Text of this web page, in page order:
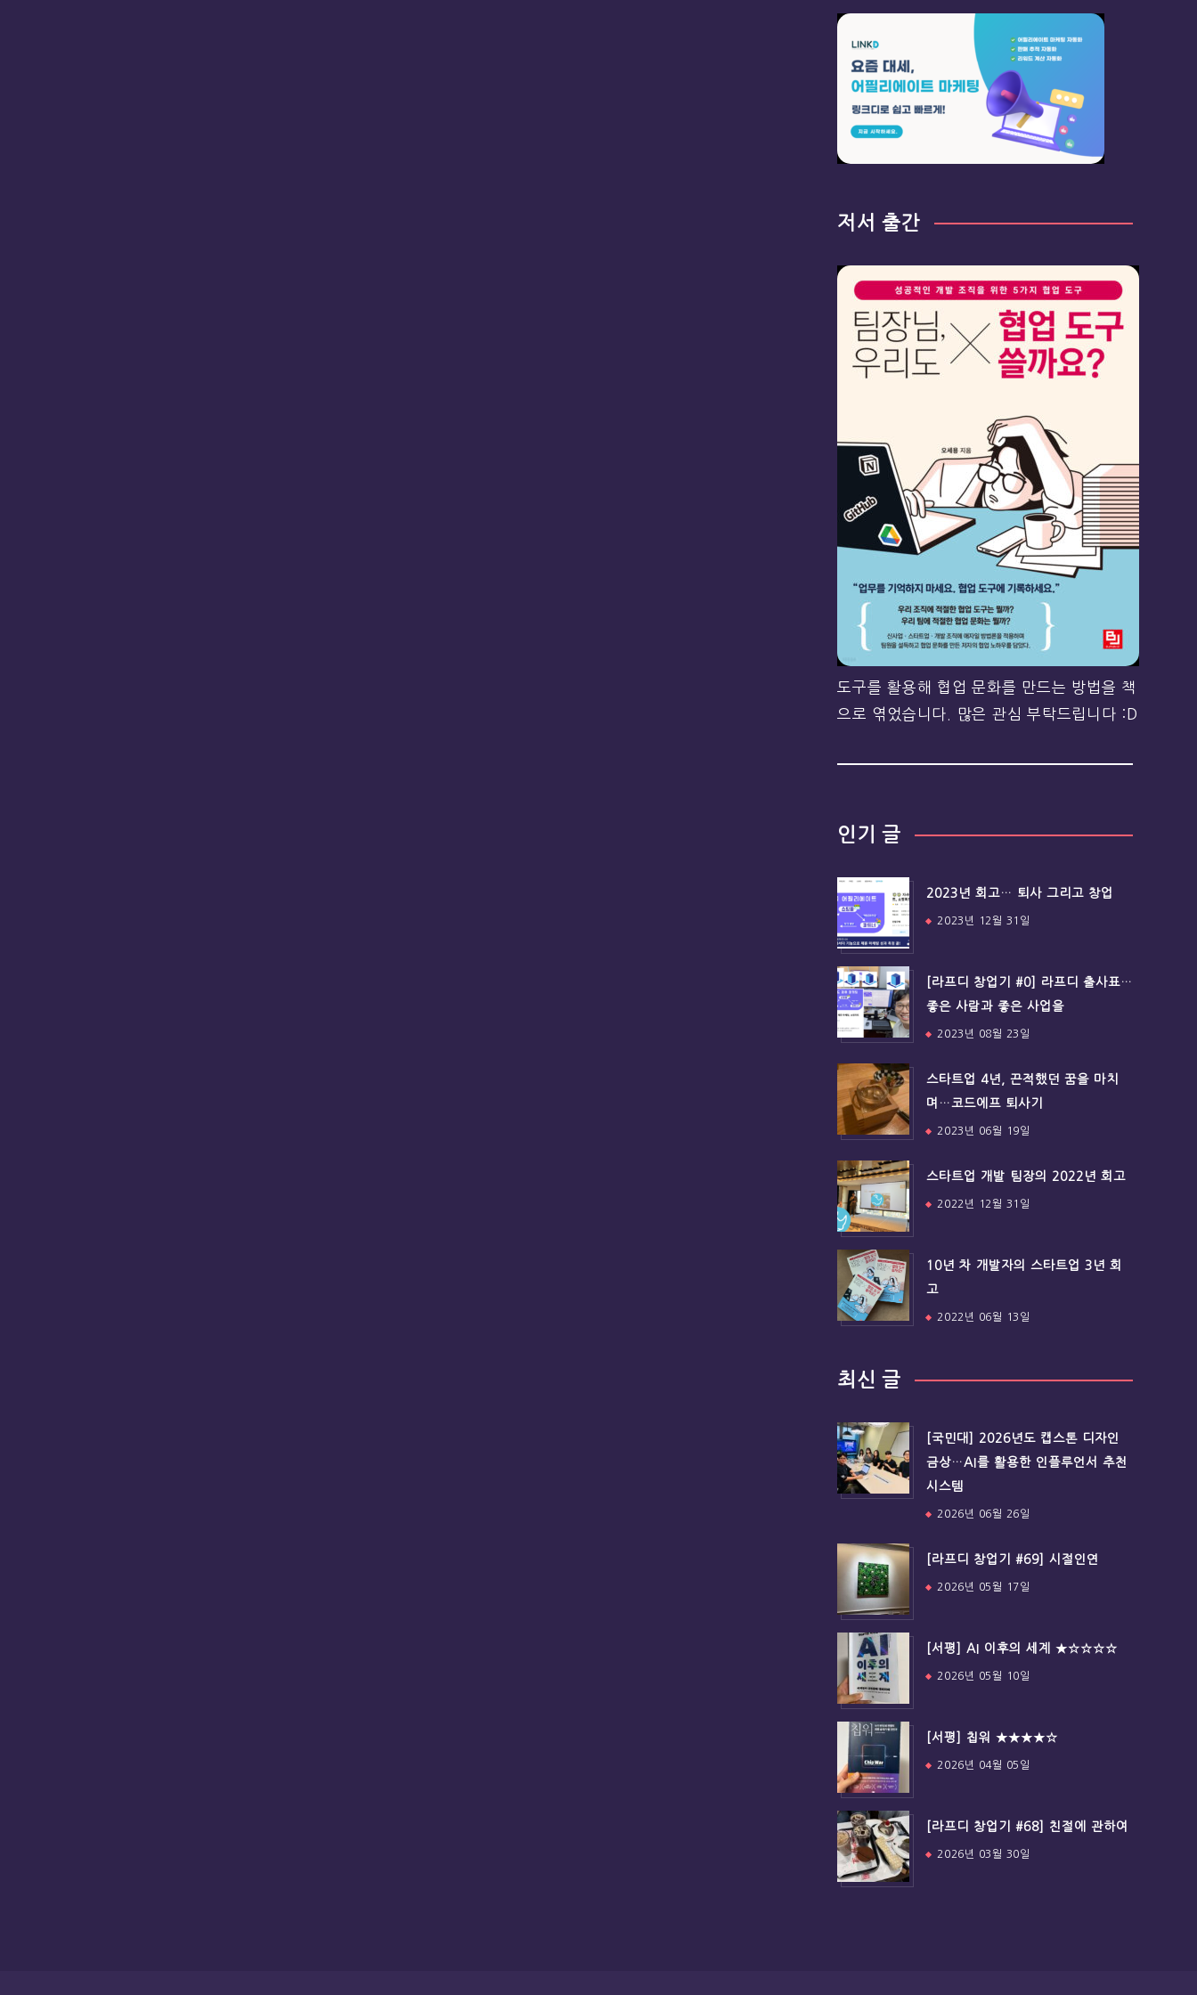
저서 출간
도구를 활용해 협업 문화를 만드는 방법을 책
으로 엮었습니다. 많은 관심 부탁드립니다 :D
인기 글
2023년 회고… 퇴사 그리고 창업
2023년 12월 31일
[라프디 창업기 #0] 라프디 출사표…
좋은 사람과 좋은 사업을
2023년 08월 23일
스타트업 4년, 끈적했던 꿈을 마치
며…코드에프 퇴사기
2023년 06월 19일
스타트업 개발 팀장의 2022년 회고
2022년 12월 31일
10년 차 개발자의 스타트업 3년 회
고
2022년 06월 13일
최신 글
[국민대] 2026년도 캡스톤 디자인
금상…AI를 활용한 인플루언서 추천
시스템
2026년 06월 26일
[라프디 창업기 #69] 시절인연
2026년 05월 17일
[서평] AI 이후의 세계 ★☆☆☆☆
2026년 05월 10일
[서평] 칩워 ★★★★☆
2026년 04월 05일
[라프디 창업기 #68] 친절에 관하여
2026년 03월 30일